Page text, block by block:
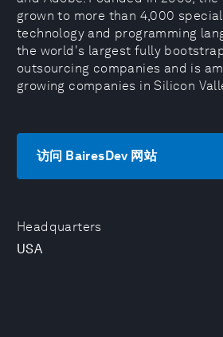
Headquarters
USA
grown to more than 4,000
technology and programming
the world's largest fully
outsourcing companies and is
growing companies in Silicon
访问 BairesDev 网站